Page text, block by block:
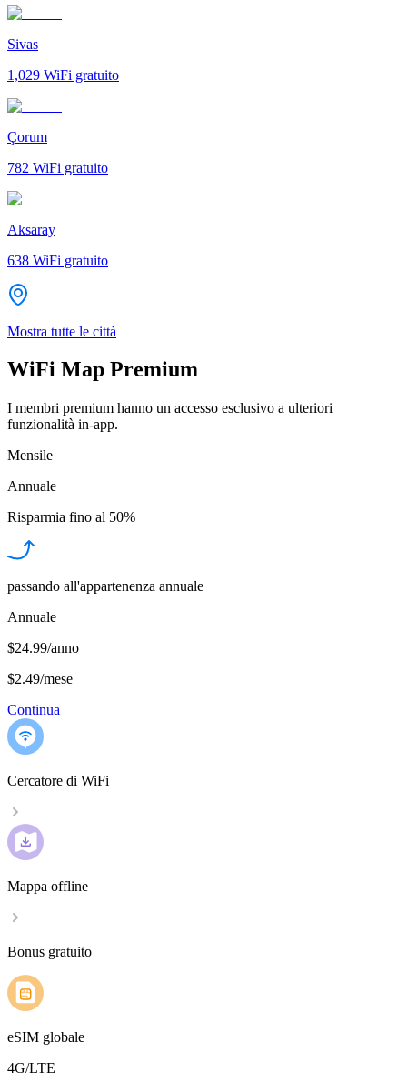
Sivas
1,029 WiFi gratuito
Çorum
782 WiFi gratuito
Aksaray
638 WiFi gratuito
Mostra tutte le città
WiFi Map Premium
I membri premium hanno un accesso esclusivo a ulteriori
funzionalità in-app.
Mensile
Annuale
Risparmia fino al 50%
passando all'appartenenza annuale
Annuale
$24.99/anno
$2.49/mese
Continua
Cercatore di WiFi
Mappa offline
Bonus gratuito
eSIM globale
4G/LTE